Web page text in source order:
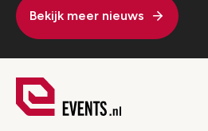
Bekijk meer nieuws